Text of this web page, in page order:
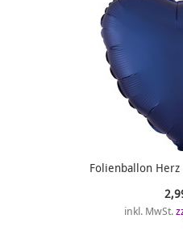
Folienballon Herz
inkl. MwSt.